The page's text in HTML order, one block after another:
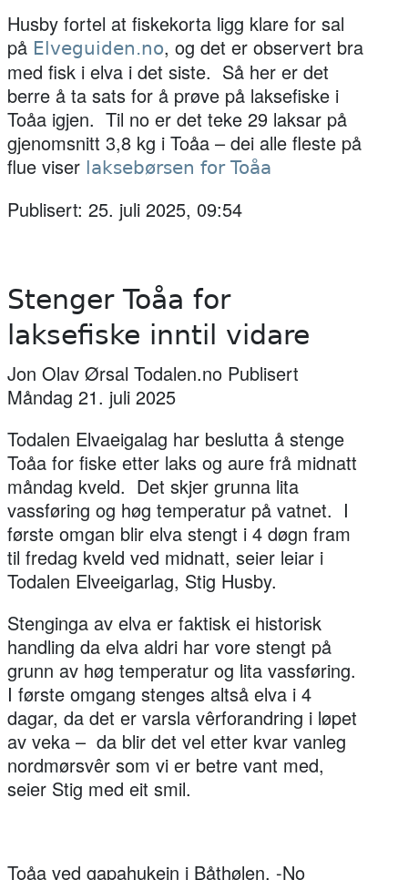
Husby fortel at fiskekorta ligg klare for sal
på Elveguiden.no, og det er observert bra
med fisk i elva i det siste. Så her er det
berre å ta sats for å prøve på laksefiske i
Toåa igjen. Til no er det teke 29 laksar på
gjenomsnitt 3,8 kg i Toåa – dei alle fleste på
flue viser laksebørsen for Toåa
Publisert: 25. juli 2025, 09:54
Stenger Toåa for
laksefiske inntil vidare
Jon Olav Ørsal Todalen.no Publisert
Måndag 21. juli 2025
Todalen Elvaeigalag har beslutta å stenge
Toåa for fiske etter laks og aure frå midnatt
måndag kveld. Det skjer grunna lita
vassføring og høg temperatur på vatnet. I
første omgan blir elva stengt i 4 døgn fram
til fredag kveld ved midnatt, seier leiar i
Todalen Elveeigarlag, Stig Husby.
Stenginga av elva er faktisk ei historisk
handling da elva aldri har vore stengt på
grunn av høg temperatur og lita vassføring.
I første omgang stenges altså elva i 4
dagar, da det er varsla vêrforandring i løpet
av veka – da blir det vel etter kvar vanleg
nordmørsvêr som vi er betre vant med,
seier Stig med eit smil.
Toåa ved gapahukejn i Båthølen. -No